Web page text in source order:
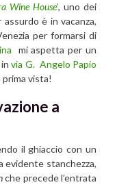
Wine House’, uno dei
è in vacanza,
per formarsi di
mi aspetta per un
in via G. Angelo Papio
prima vista!
a
il ghiaccio con un
evidente stanchezza,
che precede l’entrata